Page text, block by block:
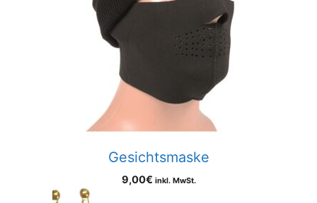
Gesichtsmaske
9,00€ inkl. MwSt.